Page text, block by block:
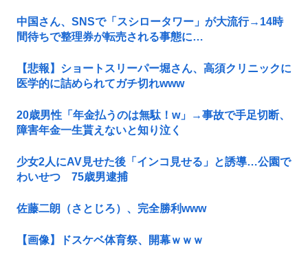
中国さん、SNSで「スシロータワー」が大流行→14時
間待ちで整理券が転売される事態に…
【悲報】ショートスリーパー堀さん、高須クリニックに
医学的に詰められてガチ切れwww
20歳男性「年金払うのは無駄！w」→事故で手足切断、
障害年金一生貰えないと知り泣く
少女2人にAV見せた後「インコ見せる」と誘導…公園で
わいせつ 75歳男逮捕
佐藤二朗（さとじろ）、完全勝利www
【画像】ドスケベ体育祭、開幕ｗｗｗ